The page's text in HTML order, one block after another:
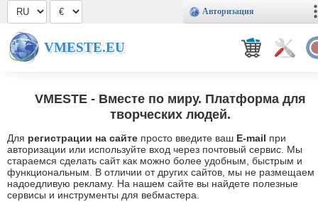
Авторизация
VMESTE.EU
VMESTE - Вместе по миру. Платформа для
творческих людей.
Для регистрации на сайте просто введите ваш E-mail при
авторизации или используйте вход через почтовый сервис. Мы
стараемся сделать сайт как можно более удобным, быстрым и
функциональным. В отличии от других сайтов, мы не размещаем
надоедливую рекламу. На нашем сайте вы найдете полезные
сервисы и инструменты для вебмастера.